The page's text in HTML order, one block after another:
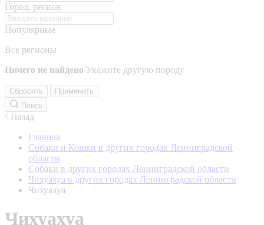
Город, регион
Популярные
Все регионы
Ничего не найдено Укажите другую породу
Сбросить
Применить
Поиск
Назад
Главная
Собаки и Кошки в других городах Ленинградской
области
Собаки в других городах Ленинградской области
Чихуахуа в других городах Ленинградской области
Чихуахуа
Чихуахуа